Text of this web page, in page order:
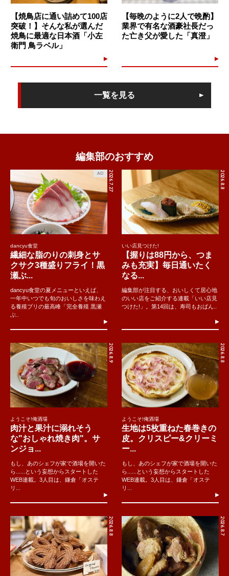
【焼鳥店に通い詰めて100店
突破！】そんな私が選んだ
焼鳥に最適な日本酒「小左
衛門 鳥ラベル」
【毎晩のように2人で晩酌】
業界で有名な酒豪社長だっ
た亡き父が愛した「真澄」
一覧を見る
編集部のおすすめ
2026.7.27
AD
dancyu食堂
繊細な脂のりの刺身とサ
クサク3種盛りフライ！黒
瀬ぶ...
dancyu食堂の夏メニューといえば、
一年中いつでも旬のおいしさを味わえ
る養殖ブリの最高峰「完全養殖 黒瀬
ぶ..
2026.8.8
いい店見つけた!
【握りは88円から、つま
みも充実】毎日通いたく
なる...
編集部が注目する、おいしくて居心地
のいい店をご紹介する連載「いい店見
つけた!」。第14回は、寿司もおばん..
2026.8.9
ようこそ!俺酒場
肉汁と果汁に溺れそう
な"おしゃれ焼き肉"。サ
ンジョ...
もし、あのシェフが家で酒場を開いた
ら......という妄想からスタートした
WEB連載。3人目は、鎌倉「オステ
リ...
2026.8.8
ようこそ!俺酒場
生地は5枚重ねた春巻きの
皮。クリスピー&クリーミ
ー...
もし、あのシェフが家で酒場を開いた
ら......という妄想からスタートした
WEB連載。3人目は、鎌倉「オステ
リ...
2026.8.8 2026.8.7